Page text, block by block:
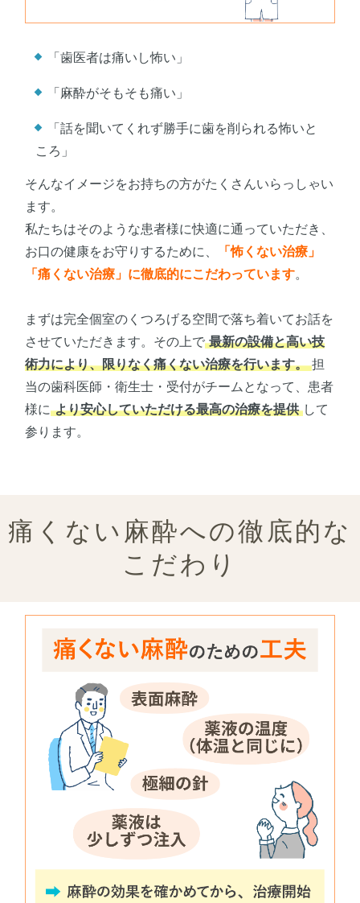
「歯医者は痛いし怖い」
「麻酔がそもそも痛い」
「話を聞いてくれず勝手に歯を削られる怖いと
ころ」
そんなイメージをお持ちの方がたくさんいらっしゃい
ます。
私たちはそのような患者様に快適に通っていただき、
お口の健康をお守りするために、
「怖くない治療」
「痛くない治療」に徹底的にこだわっています。
まずは完全個室のくつろげる空間で落ち着いてお話を
させていただきます。その上で 最新の設備と高い技
術力により、限りなく痛くない治療を行います。 担
当の歯科医師・衛生士・受付がチームとなって、患者
様に より安心していただける最高の治療を提供 して
参ります。
痛くない麻酔への徹底的な
こだわり